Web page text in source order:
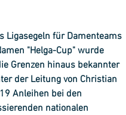
Ligasegeln für Damenteams
"Helga-Cup" wurde
Grenzen hinaus bekannter
der Leitung von Christian
Anleihen bei den
nationalen